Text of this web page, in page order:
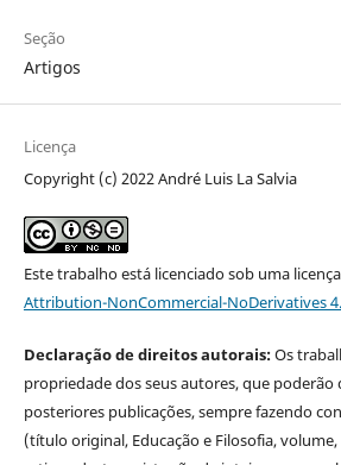
Seção
Artigos
Licença
Copyright (c) 2022 André Luis La Salvia
Este trabalho está licenciado sob uma licença
Attribution-NonCommercial-NoDerivatives
Declaração de direitos autorais:Os
propriedade dos seus autores, que poderão
posteriores publicações, sempre fazendo
(título original, Educação e Filosofia,